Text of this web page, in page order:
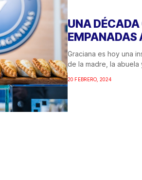
UNA
EMPANADAS
Graciana es hoy una
de la madre, la abuela
20 FEBRERO, 2024